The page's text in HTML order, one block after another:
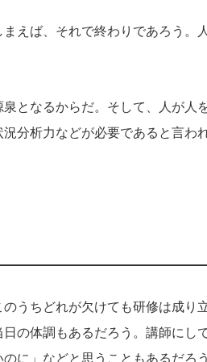
えば、それで終わりであろう。
となるからだ。そして、人が人
分析力などが必要であると言わ
うちどれが欠けても研修は成り
の体調もあるだろう。講師にし
に」などと思うこともあるだろう